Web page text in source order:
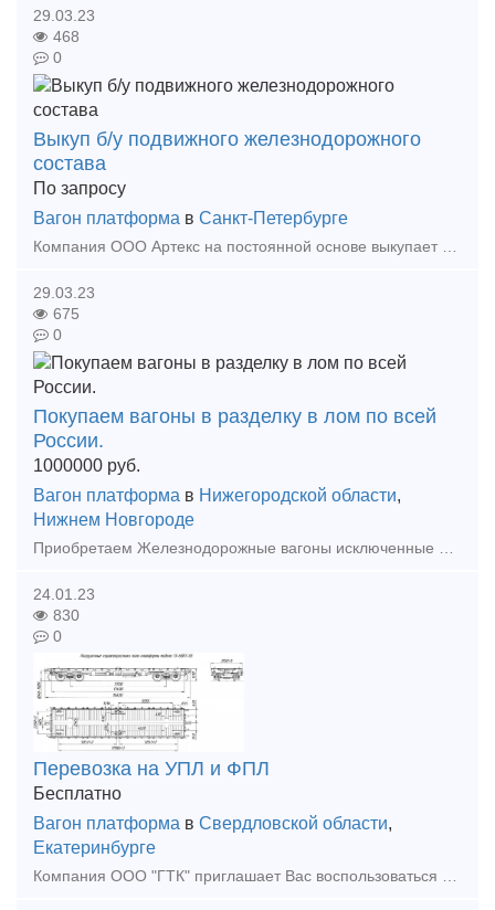
29.03.23
468
0
Выкуп б/у подвижного железнодорожного
состава
По запросу
Вагон платформа в Санкт-Петербурге
Компания ООО Артекc на постоянной основе выкупает любой б/у железнодорожный транспорт, как с истекшим сроком службы, так и нет, работаем с партнерами из СНГ поэтому можем предложить наиболее в
29.03.23
675
0
Покупаем вагоны в разделку в лом по всей
России.
1000000 руб.
Вагон платформа в Нижегородской области,
Нижнем Новгороде
Приобретаем Железнодорожные вагоны исключенные из подвижного парка любой модели с истекшим сроком службы. Куплю вагоны в разделку в лом по самым выгодным ценам и на самых выгодных условиях по
24.01.23
830
0
Перевозка на УПЛ и ФПЛ
Бесплатно
Вагон платформа в Свердловской области,
Екатеринбурге
Компания ООО "ГТК" приглашает Вас воспользоваться нашими услугами по перевозке грузов железнодорожным транспортом. Для выполнения Ваших заказов мы используем универсальные и фитинговые платформы, пол